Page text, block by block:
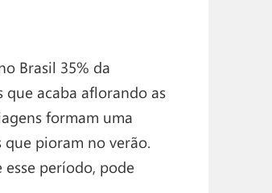
Brasil 35% da
acaba aflorando as
formam uma
pioram no verão.
período, pode